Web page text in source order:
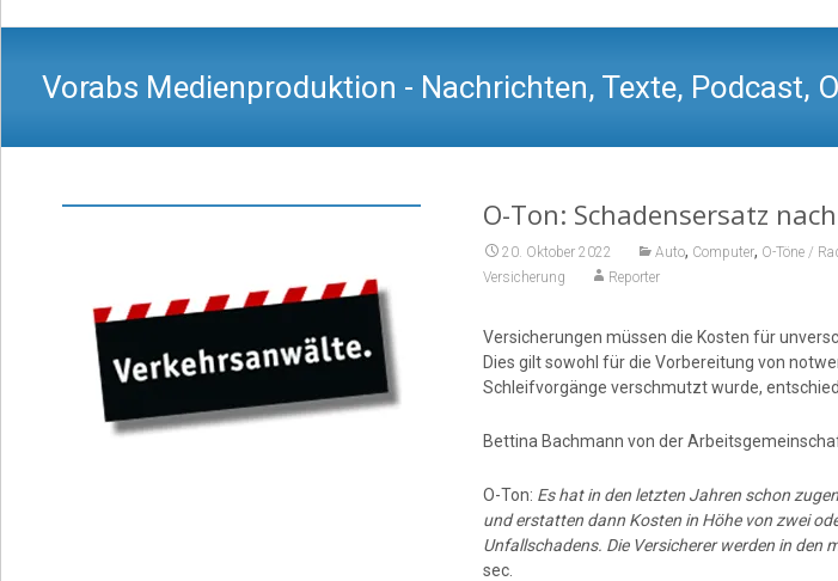
Vorabs Medienproduktion - Nachrichten, Texte, Podcast,
O-Ton: Schadensersatz
20. Oktober 2022 Auto, Computer, O-Töne /
Versicherung Reporter
Versicherungen müssen die Kosten für
Dies gilt sowohl für die Vorbereitung von
Schleifvorgänge verschmutzt wurde,
Bettina Bachmann von der
O-Ton: Es hat in den letzten Jahren schon
und erstatten dann Kosten in Höhe von zwei
Unfallschadens. Die Versicherer werden in den
sec.